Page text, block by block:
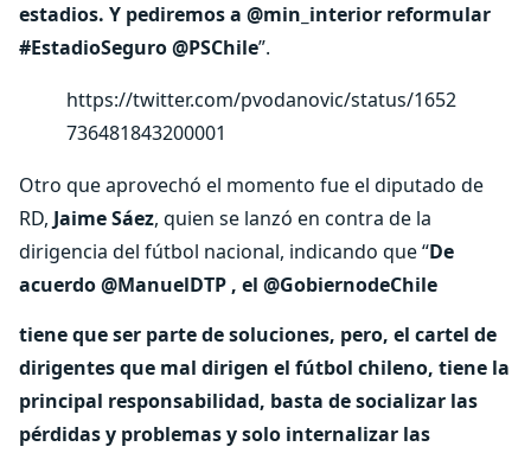
estadios. Y pediremos a @min_interior reformular
#EstadioSeguro @PSChile”.
https://twitter.com/pvodanovic/status/1652
736481843200001
Otro que aprovechó el momento fue el diputado de
RD, Jaime Sáez, quien se lanzó en contra de la
dirigencia del fútbol nacional, indicando que “De
acuerdo @ManuelDTP , el @GobiernodeChile
tiene que ser parte de soluciones, pero, el cartel de
dirigentes que mal dirigen el fútbol chileno, tiene la
principal responsabilidad, basta de socializar las
pérdidas y problemas y solo internalizar las